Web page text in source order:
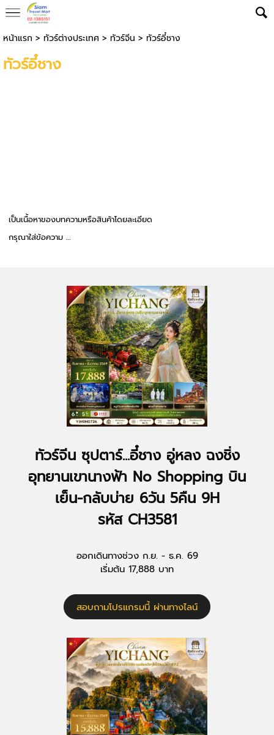
หน้าแรก > ทัวร์ต่างประเทศ> ทัวร์จีน > ทัวร์อี๋ชาง
ทัวร์อี๋ชาง
เป็นเนื้อหาของบทความหรือสินค้าโดยละเอียด
กรุณาใส่ข้อความ …
ทัวร์จีน ซุปตาร์...อี๋ชาง อู่หลง ฉงชิ่ง
อุทยานเขานางฟ้า No Shopping บิน
เย็น-กลับบ่าย 6วัน 5คืน 9H
รหัส CH3581
ออกเดินทางช่วง ก.ย. - ธ.ค. 69
เริ่มต้น 17,888 บาท
สอบถามโปรแกรมนี้ ผ่านทางไลน์